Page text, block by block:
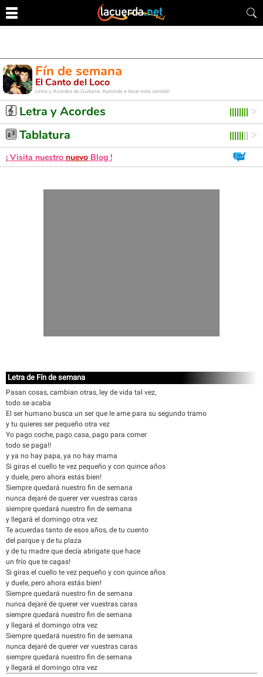
Fín de semana
El Canto del Loco
Letra y Acordes de Guitarra. Aprende a tocar esta canción
Letra y Acordes
Tablatura
¡ Visita nuestro nuevo Blog !
Letra de Fín de semana
Pasan cosas, cambian otras, ley de vida tal vez,
todo se acaba
El ser humano busca un ser que le ame para su segundo tramo
y tu quieres ser pequeño otra vez
Yo pago coche, pago casa, pago para comer
todo se paga!!
y ya no hay papa, ya no hay mama
Si giras el cuello te vez pequeño y con quince años
y duele, pero ahora estás bien!
Siempre quedará nuestro fin de semana
nunca dejaré de querer ver vuestras caras
siempre quedará nuestro fin de semana
y llegará el domingo otra vez
Te acuerdas tanto de esos años, de tu cuento
del parque y de tu plaza
y de tu madre que decía abrigate que hace
un frío que te cagas!
Si giras el cuello te vez pequeño y con quince años
y duele, pero ahora estás bien!
Siempre quedará nuestro fin de semana
nunca dejaré de querer ver vuestras caras
siempre quedará nuestro fin de semana
y llegará el domingo otra vez
Siempre quedará nuestro fin de semana
nunca dejaré de querer ver vuestras caras
siempre quedará nuestro fin de semana
y llegará el domingo otra vez